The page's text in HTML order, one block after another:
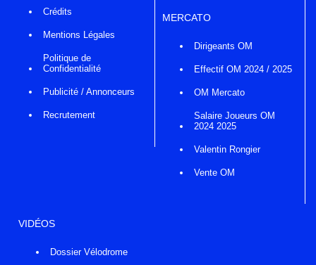
Crédits
Mentions Légales
Politique de
Confidentialité
Publicité / Annonceurs
Recrutement
MERCATO
Dirigeants OM
Effectif OM 2024 / 2025
OM Mercato
Salaire Joueurs OM
2024 2025
Valentin Rongier
Vente OM
VIDÉOS
Dossier Vélodrome